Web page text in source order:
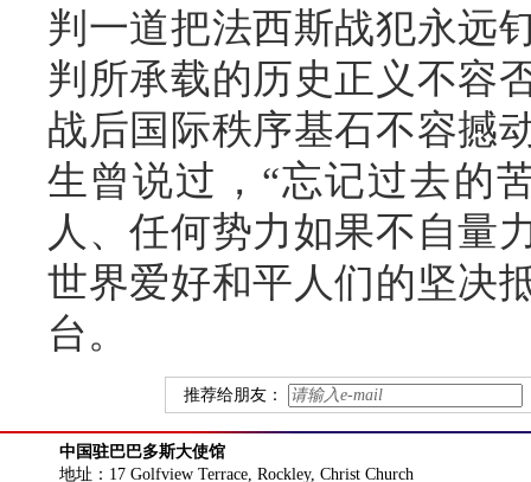
判一道把法西斯战犯永远
判所承载的历史正义不容
战后国际秩序基石不容撼
生曾说过，“忘记过去的
人、任何势力如果不自量
世界爱好和平人们的坚决
台。
推荐给朋友：
中国驻巴巴多斯大使馆
地址：17 Golfview Terrace, Rockley, Christ Church